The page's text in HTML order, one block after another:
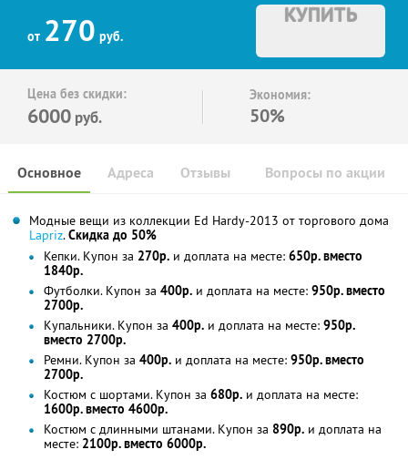
от 270 руб.
КУПИТЬ
Цена без скидки:
6000 руб.
Экономия:
50%
Основное Отзывы Вопросы по акции
Адреса
Модные вещи из коллекции Ed Hardy-2013 от торгового дома
Lapriz.Скидка до 50%
Кепки. Купон за 270р. и доплата на месте: 650р. вместо
1840р.
Футболки. Купон за 400р. и доплата на месте: 950р. вместо
2700р.
Купальники. Купон за 400р. и доплата на месте: 950р.
вместо 2700р.
Ремни. Купон за 400р. и доплата на месте: 950р. вместо
2700р.
Костюм с шортами. Купон за 680р. и доплата на месте:
1600р. вместо 4600р.
Костюм с длинными штанами. Купон за 890р. и доплата на
месте: 2100р. вместо 6000р.